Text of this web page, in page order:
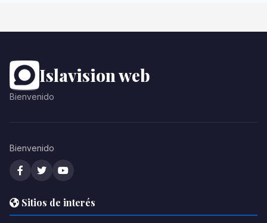
Islavision web
Bienvenido
Bienvenido
Sitios de interés